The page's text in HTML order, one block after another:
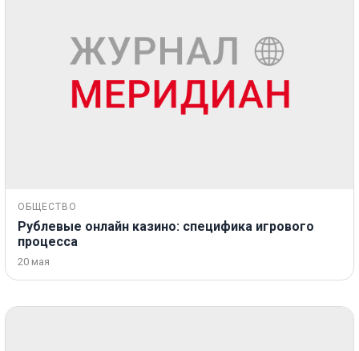
ОБЩЕСТВО
Рублевые онлайн казино: специфика игрового
процесса
20 мая